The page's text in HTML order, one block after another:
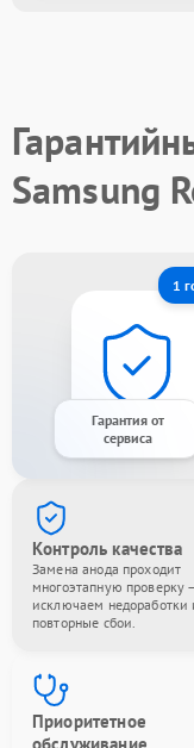
Samsung
1
Гарантия от
сервиса
Контроль качества
Замена анода проходит
многоэтапную проверку
исключаем недоработки
повторные сбои.
Приоритетное
обслуживание